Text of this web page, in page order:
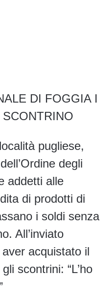
DI FOGGIA I
pugliese,
degli
addetti alle
di prodotti di
i soldi senza
All’inviato
acquistato il
scontrini: “L’ho